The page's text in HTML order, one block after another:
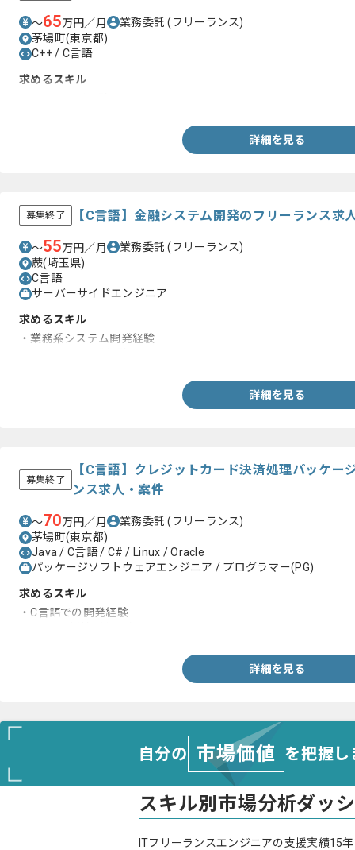
〜65万円／月 業務委託(フリーランス)
茅場町(東京都)
C++ / C言語
求めるスキル
詳細を見る
募集終了 【C言語】金融システム開発のフリーランス求
〜55万円／月 業務委託(フリーランス)
蕨(埼玉県)
C言語
サーバーサイドエンジニア
求めるスキル
・業務系システム開発経験
詳細を見る
募集終了
【C言語】クレジットカード決済処理パッケー
ンス求人・案件
〜70万円／月 業務委託(フリーランス)
茅場町(東京都)
Java / C言語 / C# / Linux / Oracle
パッケージソフトウェアエンジニア / プログラマー(PG)
求めるスキル
・C言語での開発経験
詳細を見る
自分の 市場価値 を把握
スキル別市場分析ダッ
ITフリーランスエンジニアの支援実績15